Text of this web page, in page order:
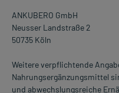
ANKUBERO GmbH
Neusser Landstraße 2
50735 Köln
Weitere verpflichtende
Nahrungsergänzungsmittel
und abwechslungsreiche